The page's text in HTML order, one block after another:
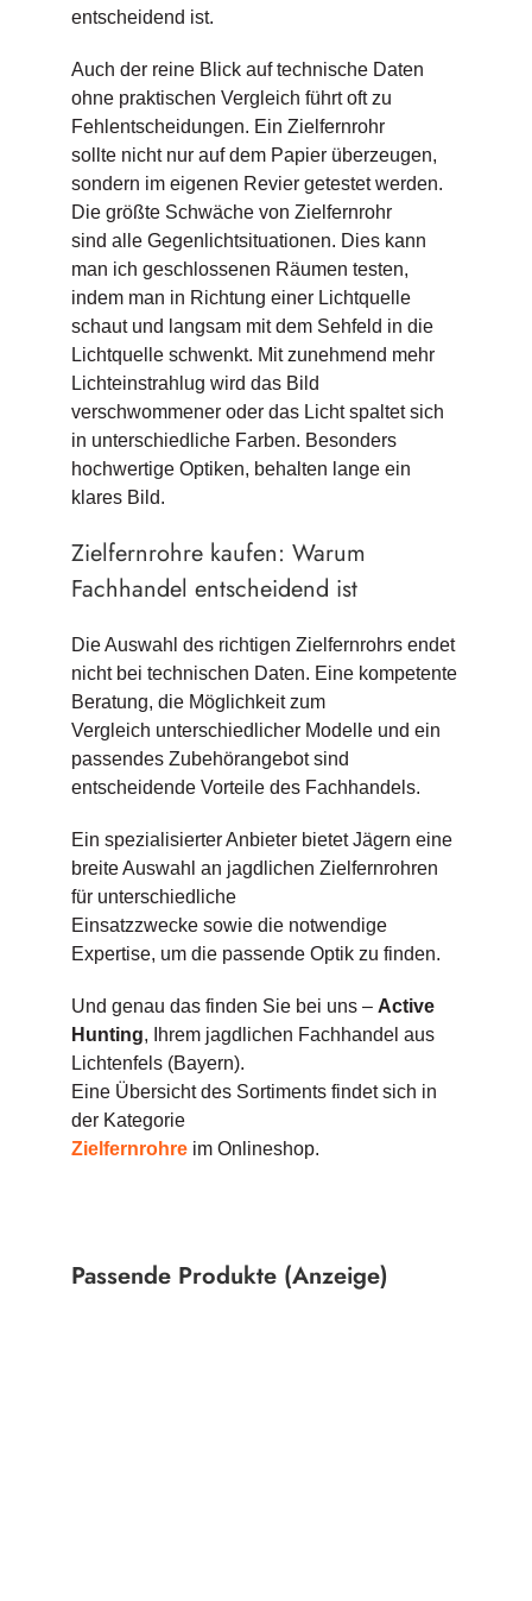
entscheidend ist.
Auch der reine Blick auf technische Daten
ohne praktischen Vergleich führt oft zu
Fehlentscheidungen. Ein Zielfernrohr
sollte nicht nur auf dem Papier überzeugen,
sondern im eigenen Revier getestet werden.
Die größte Schwäche von Zielfernrohr
sind alle Gegenlichtsituationen. Dies kann
man ich geschlossenen Räumen testen,
indem man in Richtung einer Lichtquelle
schaut und langsam mit dem Sehfeld in die
Lichtquelle schwenkt. Mit zunehmend mehr
Lichteinstrahlug wird das Bild
verschwommener oder das Licht spaltet sich
in unterschiedliche Farben. Besonders
hochwertige Optiken, behalten lange ein
klares Bild.
Zielfernrohre kaufen: Warum
Fachhandel entscheidend ist
Die Auswahl des richtigen Zielfernrohrs endet
nicht bei technischen Daten. Eine kompetente
Beratung, die Möglichkeit zum
Vergleich unterschiedlicher Modelle und ein
passendes Zubehörangebot sind
entscheidende Vorteile des Fachhandels.
Ein spezialisierter Anbieter bietet Jägern eine
breite Auswahl an jagdlichen Zielfernrohren
für unterschiedliche
Einsatzzwecke sowie die notwendige
Expertise, um die passende Optik zu finden.
Und genau das finden Sie bei uns – Active
Hunting, Ihrem jagdlichen Fachhandel aus
Lichtenfels (Bayern).
Eine Übersicht des Sortiments findet sich in
der Kategorie
Zielfernrohreim Onlineshop.
Passende Produkte (Anzeige)